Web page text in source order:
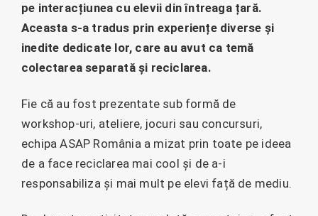
pe interacțiunea cu elevii din întreaga țară.
Aceasta s-a tradus prin experiențe diverse și
inedite dedicate lor, care au avut ca temă
colectarea separată și reciclarea.
Fie că au fost prezentate sub formă de
workshop-uri, ateliere, jocuri sau concursuri,
echipa ASAP România a mizat prin toate pe ideea
de a face reciclarea mai cool și de a-i
responsabiliza și mai mult pe elevi față de mediu.